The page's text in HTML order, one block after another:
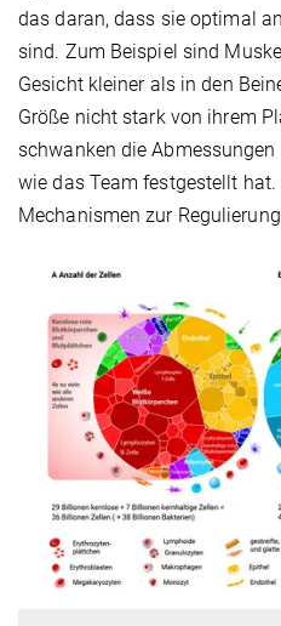
das daran, dass sie optimal
sind. Zum Beispiel sind
Gesicht kleiner als in den
Größe nicht stark von ihrem
schwanken die
wie das Team festgestellt
Mechanismen zur